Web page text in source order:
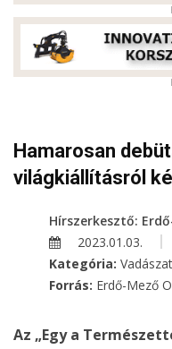
Hamarosan
világkiállításról
Hírszerkesztő:
2023.01.03.
Kategória:
Forrás: Erdő-Mező
Az „Egy a